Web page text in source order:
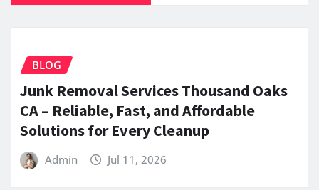
BLOG
Junk Removal Services Thousand Oaks
CA – Reliable, Fast, and Affordable
Solutions for Every Cleanup
Admin Jul 11, 2026